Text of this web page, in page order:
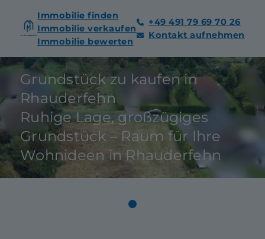
Immobilie finden
Immobilie verkaufen
Immobilie bewerten
+49 491 79 69 70 26
Kontakt aufnehmen
Grundstück zu kaufen in
Rhauderfehn
Ruhige Lage, großzügiges
Grundstück – Raum für Ihre
Wohnideen in Rhauderfehn